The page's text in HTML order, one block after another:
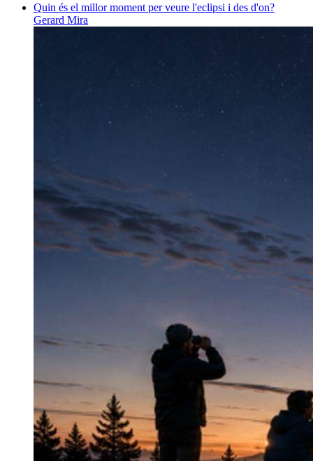
Quin és el millor moment per veure l'eclipsi i des d'on?
Gerard Mira